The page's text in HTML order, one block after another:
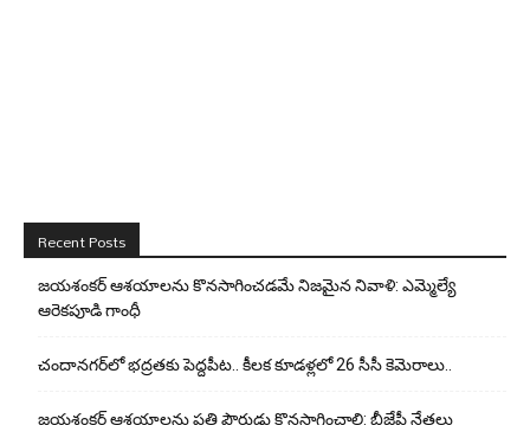
Recent Posts
జయశంకర్ ఆశయాలను కొనసాగించడమే నిజమైన నివాళి: ఎమ్మెల్యే
ఆరెక‌పూడి గాంధీ
చందానగర్‌లో భద్రతకు పెద్దపీట.. కీలక కూడళ్లలో 26 సీసీ కెమెరాలు..
జయశంకర్ ఆశయాలను ప్రతి పౌరుడు కొనసాగించాలి: బీజేపీ నేతలు